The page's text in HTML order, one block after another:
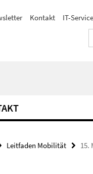
Kontakt IT-Service
Leitfaden Mobilität
15.